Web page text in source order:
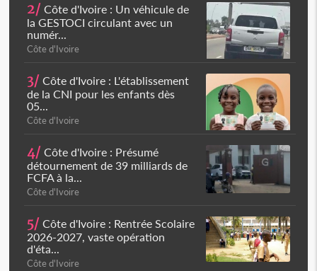
2/ Côte d'Ivoire : Un véhicule de
la GESTOCI circulant avec un
numér...
Côte d'Ivoire
3/ Côte d'Ivoire : L'établissement
de la CNI pour les enfants dès
05...
Côte d'Ivoire
4/ Côte d'Ivoire : Présumé
détournement de 39 milliards de
FCFA à la...
Côte d'Ivoire
5/ Côte d'Ivoire : Rentrée Scolaire
2026-2027, vaste opération
d'éta...
Côte d'Ivoire